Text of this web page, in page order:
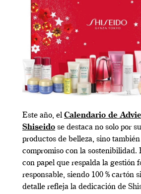
Este año, el Calendario de
Shiseido se destaca no solo por
productos de belleza, sino
compromiso con la sostenibilidad.
con papel que respalda la gestión
responsable, siendo 100 % cartón
detalle refleja la dedicación de